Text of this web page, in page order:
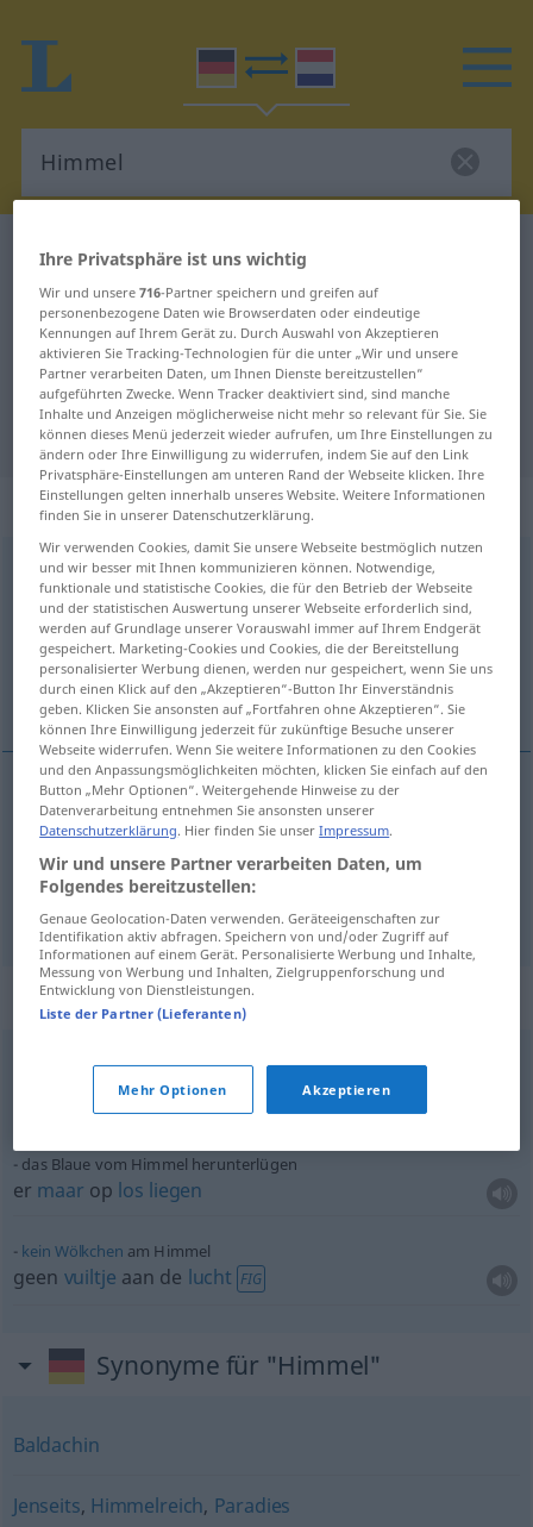
Deutsch-Niederländisch Wörterbuch
Deutsch-Niederländisch
Übersetzung für "Himmel"
"Himmel" Niederländisch
Übersetzung
„Himmel“: Maskulinum, männlich
Himmelm
Übersicht aller Übersetzungen
(Für mehr Details die Übersetzung anklicken/antippen)
hemel, lucht
hemel Himmela. FIG
lucht HimmelLufta.
Beispielsätze für "Himmel"
Blitz aus heiterem Himmel
donderslagbij heldere hemel
das Blaue vom Himmel herunterlügen
er maar op los liegen
kein Wölkchen am Himmel
geen vuiltje aan de lucht FIG
Synonyme für "Himmel"
Baldachin
Jenseits, Himmelreich, Paradies
Ihre Privatsphäre ist uns wichtig
Wir und unsere716-Partner speichern und greifen auf
personenbezogene Daten wie Browserdaten oder eindeutige
Kennungen auf Ihrem Gerät zu. Durch Auswahl von Akzeptieren
aktivieren Sie Tracking-Technologien für die unter „Wir und unsere
Partner verarbeiten Daten, um Ihnen Dienste bereitzustellen“
aufgeführten Zwecke. Wenn Tracker deaktiviert sind, sind manche
Inhalte und Anzeigen möglicherweise nicht mehr so relevant für Sie. Sie
können dieses Menü jederzeit wieder aufrufen, um Ihre Einstellungen zu
ändern oder Ihre Einwilligung zu widerrufen, indem Sie auf den Link
Privatsphäre-Einstellungen am unteren Rand der Webseite klicken. Ihre
Einstellungen gelten innerhalb unseres Website. Weitere Informationen
finden Sie in unserer Datenschutzerklärung.
Wir verwenden Cookies, damit Sie unsere Webseite bestmöglich nutzen
und wir besser mit Ihnen kommunizieren können. Notwendige,
funktionale und statistische Cookies, die für den Betrieb der Webseite
und der statistischen Auswertung unserer Webseite erforderlich sind,
werden auf Grundlage unserer Vorauswahl immer auf Ihrem Endgerät
gespeichert. Marketing-Cookies und Cookies, die der Bereitstellung
personalisierter Werbung dienen, werden nur gespeichert, wenn Sie uns
durch einen Klick auf den „Akzeptieren“-Button Ihr Einverständnis
geben. Klicken Sie ansonsten auf „Fortfahren ohne Akzeptieren“. Sie
können Ihre Einwilligung jederzeit für zukünftige Besuche unserer
Webseite widerrufen. Wenn Sie weitere Informationen zu den Cookies
und den Anpassungsmöglichkeiten möchten, klicken Sie einfach auf den
Button „Mehr Optionen“. Weitergehende Hinweise zu der
Datenverarbeitung entnehmen Sie ansonsten unserer
Datenschutzerklärung. Hier finden Sie unserImpressum.
Wir und unsere Partner verarbeiten Daten, um
Folgendes bereitzustellen:
Genaue Geolocation-Daten verwenden. Geräteeigenschaften zur
Identifikation aktiv abfragen. Speichern von und/oder Zugriff auf
Informationen auf einem Gerät. Personalisierte Werbung und Inhalte,
Messung von Werbung und Inhalten, Zielgruppenforschung und
Entwicklung von Dienstleistungen.
Liste der Partner (Lieferanten)
Mehr Optionen Akzeptieren